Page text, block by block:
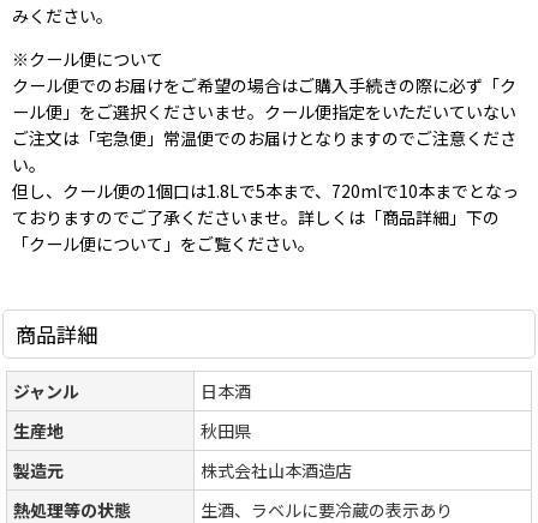
みください。
※クール便について
クール便でのお届けをご希望の場合はご購入手続きの際に必ず「ク
ール便」をご選択くださいませ。クール便指定をいただいていない
ご注文は「宅急便」常温便でのお届けとなりますのでご注意くださ
い。
但し、クール便の1個口は1.8Lで5本まで、720mlで10本までとなっ
ておりますのでご了承くださいませ。詳しくは「商品詳細」下の
「クール便について」をご覧ください。
商品詳細
ジャンル
日本酒
生産地
秋田県
製造元
株式会社山本酒造店
熱処理等の状態
生酒、ラベルに要冷蔵の表示あり